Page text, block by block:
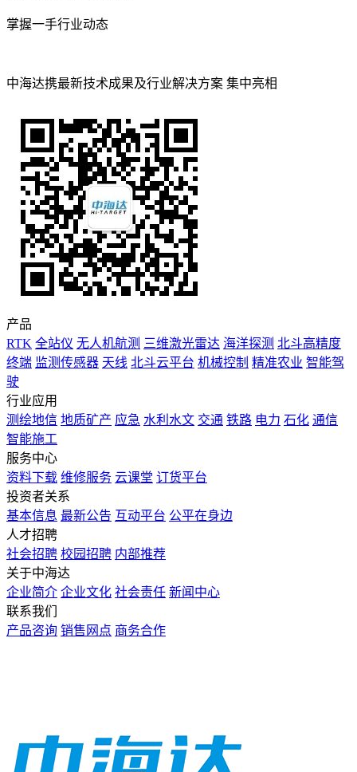
掌握一手行业动态
中海达携最新技术成果及行业解决方案 集中亮相
产品
RTK 全站仪 无人机航测 三维激光雷达 海洋探测 北斗高精度
终端 监测传感器 天线 北斗云平台 机械控制 精准农业 智能驾
驶
行业应用
测绘地信 地质矿产 应急 水利水文 交通 铁路 电力 石化 通信
智能施工
服务中心
资料下载 维修服务 云课堂 订货平台
投资者关系
基本信息 最新公告 互动平台 公平在身边
人才招聘
社会招聘 校园招聘 内部推荐
关于中海达
企业简介 企业文化 社会责任 新闻中心
联系我们
产品咨询 销售网点 商务合作